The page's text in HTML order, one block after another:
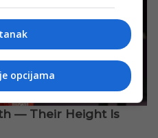
opcijama